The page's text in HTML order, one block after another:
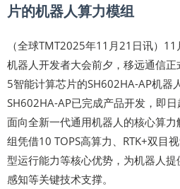
片的机器人算力模组
（全球TMT2025年11月21日讯）
机器人开发者大会前夕，移远通信
5智能计算芯片的SH602HA-AP机器
SH602HA-AP已完成产品开发，即
面向全新一代通用机器人的核心算
组凭借10 TOPS高算力、RTK+双目
型运行能力等核心优势，为机器人
感知等关键技术支撑。